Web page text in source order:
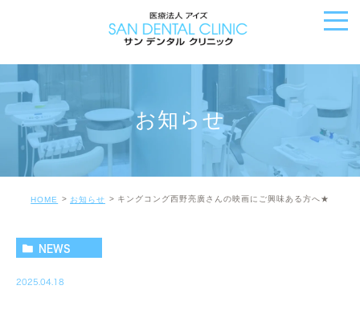
お知らせ
HOME お知らせ キングコング西野亮廣さんの映画にご興味ある方へ★
NEWS
2025.04.18